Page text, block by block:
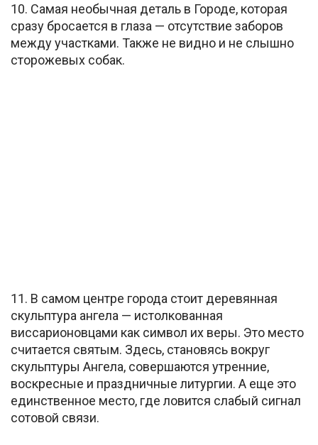
10. Самая необычная деталь в Городе, которая
сразу бросается в глаза — отсутствие заборов
между участками. Также не видно и не слышно
сторожевых собак.
11. В самом центре города стоит деревянная
скульптура ангела — истолкованная
виссарионовцами как символ их веры. Это место
считается святым. Здесь, становясь вокруг
скульптуры Ангела, совершаются утренние,
воскресные и праздничные литургии. А еще это
единственное место, где ловится слабый сигнал
сотовой связи.